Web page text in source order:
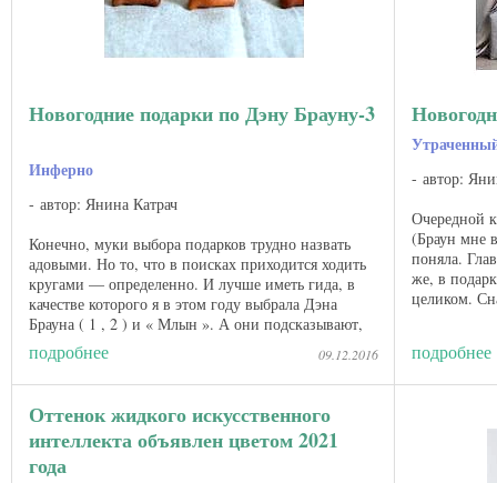
Новогодние подарки по Дэну Брауну-3
Инферно
автор: Янина Катрач
Конечно, муки выбора подарков трудно назвать
адовыми. Но то, что в поисках приходится ходить
кругами — определенно. И лучше иметь гида, в
качестве которого я в этом году выбрала Дэна
Брауна ( 1 , 2 ) и « Млын ». А они подсказывают,
подробнее 09.12.2016
автор:
Очередной
(Браун мне
поняла.
же, в
целиком.
подробнее
Оттенок жидкого искусственного
интеллекта объявлен цветом 2021
года